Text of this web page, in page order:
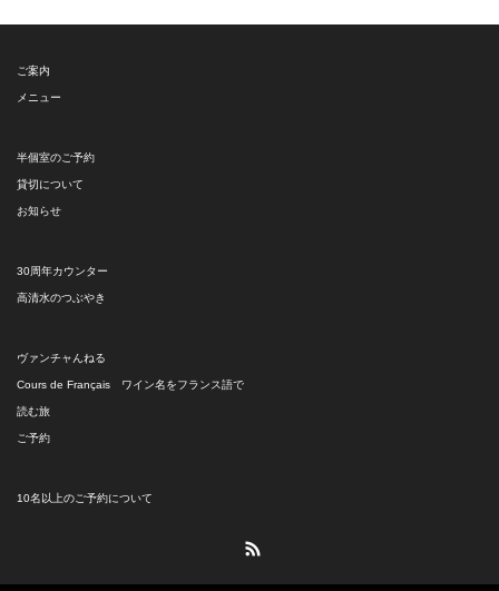
ー
ご案内
メニュー
半個室のご予約
貸切について
お知らせ
30周年カウンター
高清水のつぶやき
ヴァンチャんねる
Cours de Français ワイン名をフランス語で
読む旅
ご予約
10名以上のご予約について